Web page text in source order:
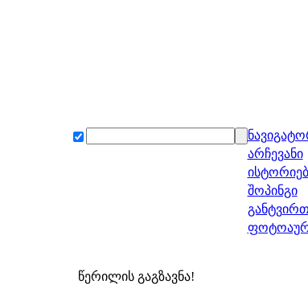
არჩევანი
შოპინგი
წერილის გაგზავნა!